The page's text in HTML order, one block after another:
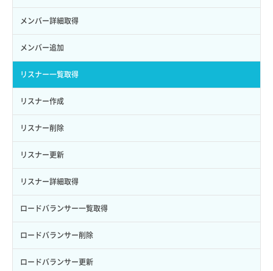
ロール更新
ロール詳細取得
サーバープラン詳細一覧取得
サーバープラン詳細取得
サーバーメタデータ取得
サーバーメタデータ更新（ネームタグ変更）
サーバー一覧取得
サーバー作成
サーバー再構築（OS再インストール）
サーバー利用状況グラフ（CPU）
サーバー利用状況グラフ（ディスクIO）
サーバー利用状況グラフ（トラフィック）
セキュリティグループ詳細取得
ネットワーク一覧取得
ネットワーク作成（ローカルネットワーク用）
ネットワーク削除（ローカルネットワーク用）
ネットワーク詳細取得
ポート一覧取得
ポート作成（ローカルネットワーク用）
ポート作成（追加IP用）
ポート削除
ポート更新
メンバー詳細取得
メンバー追加
リスナー一覧取得
リスナー作成
リスナー削除
リスナー更新
リスナー詳細取得
ロードバランサー一覧取得
ロードバランサー削除
ロードバランサー更新